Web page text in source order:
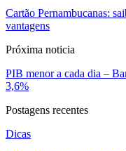
Cartão Pernambucanas:
vantagens
Próxima noticia
PIB menor a cada dia –
3,6%
Postagens recentes
Dicas